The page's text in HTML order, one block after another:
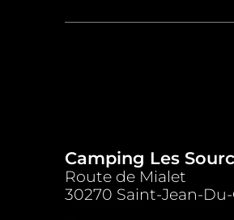
Camping Les
Route de Mialet
30270 Saint-Jean-